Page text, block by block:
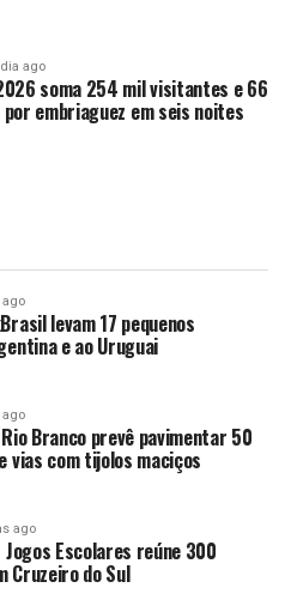
ago
soma 254 mil visitantes e 66
embriaguez em seis noites
levam 17 pequenos
e ao Uruguai
Branco prevê pavimentar 50
vias com tijolos maciços
ago
Escolares reúne 300
Cruzeiro do Sul